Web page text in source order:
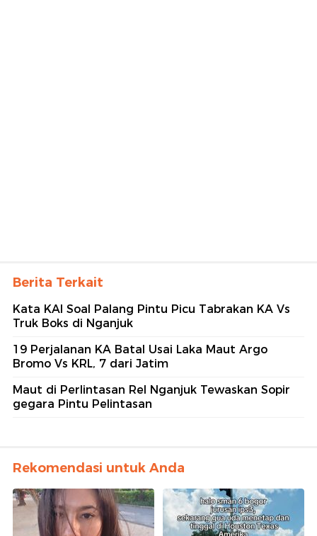
Berita Terkait
Kata KAI Soal Palang Pintu Picu Tabrakan KA Vs
Truk Boks di Nganjuk
19 Perjalanan KA Batal Usai Laka Maut Argo
Bromo Vs KRL, 7 dari Jatim
Maut di Perlintasan Rel Nganjuk Tewaskan Sopir
gegara Pintu Pelintasan
Rekomendasi untuk Anda